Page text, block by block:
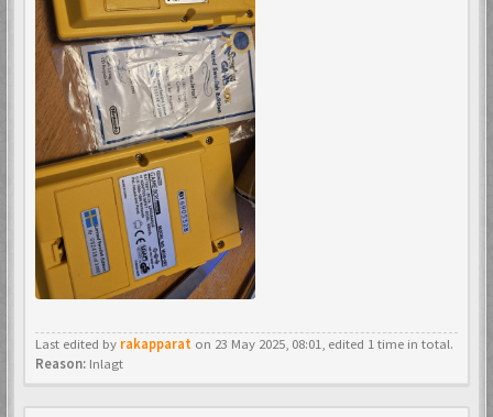
Last edited by rakapparat on 23 May 2025, 08:01, edited 1 time in total.
Reason: Inlagt